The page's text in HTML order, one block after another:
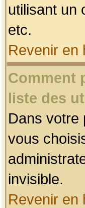
utilisant un
etc.
Revenir en
Comment
liste des
Dans votre
vous
invisible.
Revenir en